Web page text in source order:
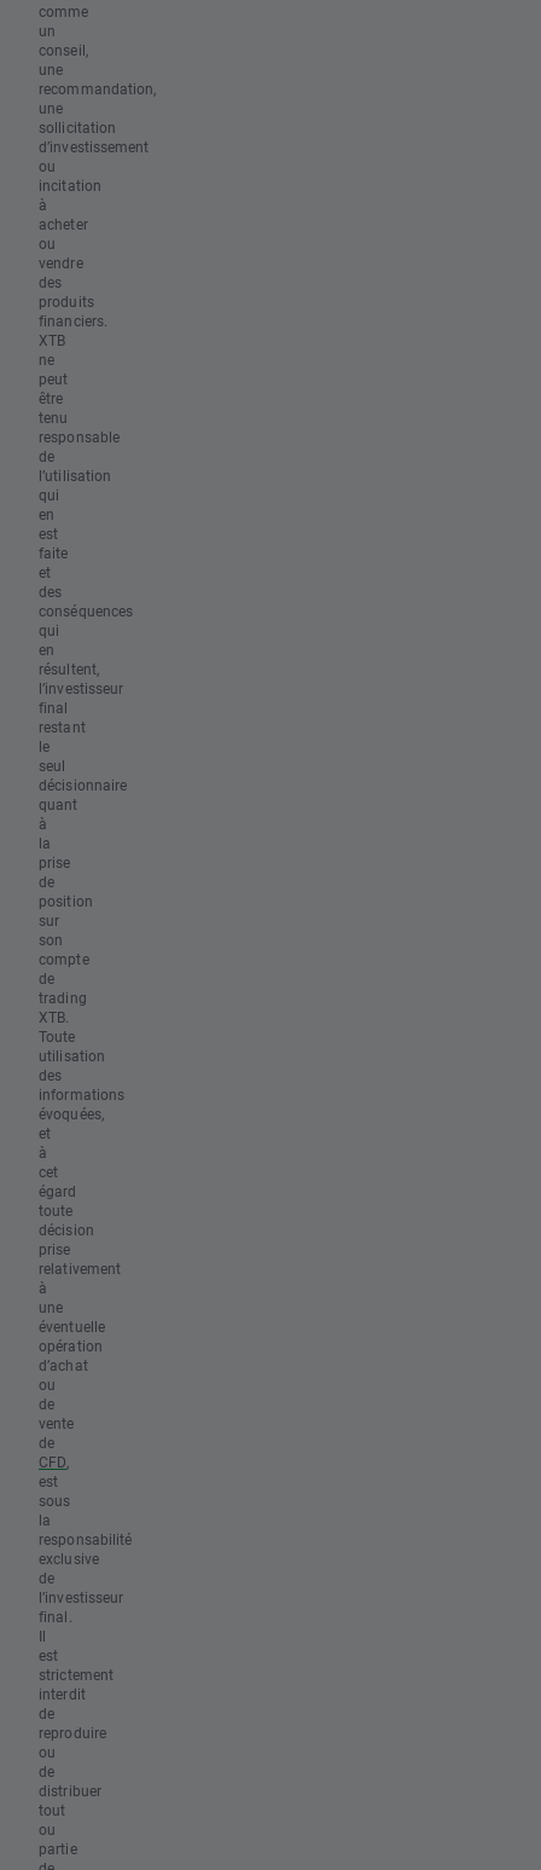
comme
un
conseil,
une
recommandation,
une
sollicitation
d’investissement
ou
incitation
à
acheter
ou
vendre
des
produits
financiers.
XTB
ne
peut
être
tenu
responsable
de
l’utilisation
qui
en
est
faite
et
des
conséquences
qui
en
résultent,
l’investisseur
final
restant
le
seul
décisionnaire
quant
à
la
prise
de
position
sur
son
compte
de
trading
XTB.
Toute
utilisation
des
informations
évoquées,
et
à
cet
égard
toute
décision
prise
relativement
à
une
éventuelle
opération
d’achat
ou
de
vente
de
CFD
est
sous
la
responsabilité
exclusive
de
l’investisseur
final.
Il
est
strictement
interdit
de
reproduire
ou
de
distribuer
tout
ou
partie